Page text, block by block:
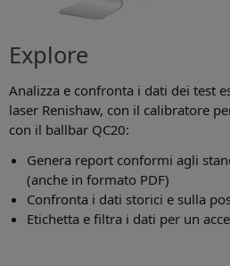
Explore
Analizza e confronta i dati dei test
laser Renishaw, con il calibratore
con il ballbar QC20:
Genera report conformi agli
(anche in formato PDF)
Confronta i dati storici e sulla
Etichetta e filtra i dati per un